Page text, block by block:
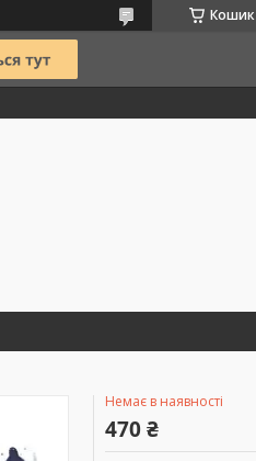
Кошик
Немає в наявності
470 ₴